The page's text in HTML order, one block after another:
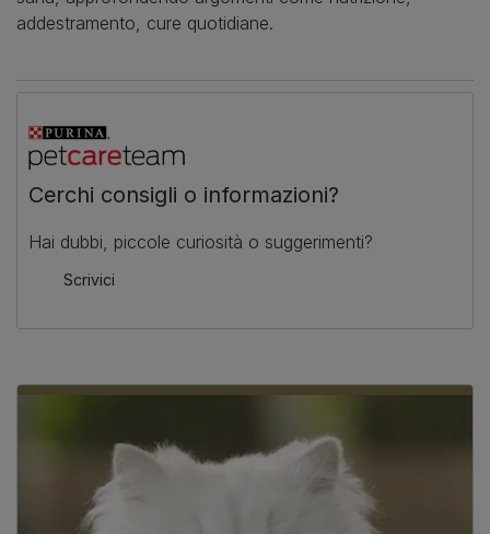
addestramento, cure quotidiane.
Cerchi consigli o informazioni?
Hai dubbi, piccole curiosità o suggerimenti?
Scrivici